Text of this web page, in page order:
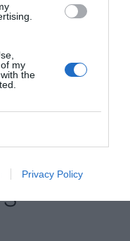
my
the
Privacy Policy
notícies d'actualitat